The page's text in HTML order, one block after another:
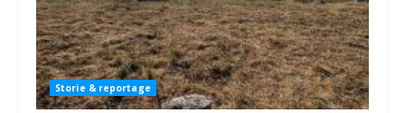
Storie & reportage